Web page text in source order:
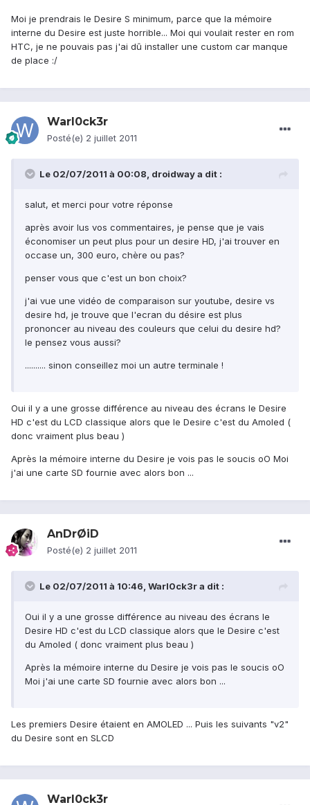
Moi je prendrais le Desire S minimum, parce que la mémoire
interne du Desire est juste horrible... Moi qui voulait rester en rom
HTC, je ne pouvais pas j'ai dû installer une custom car manque
de place :/
Warl0ck3r
Posté(e) 2 juillet 2011
Le 02/07/2011 à 00:08, droidway a dit :
salut, et merci pour votre réponse
après avoir lus vos commentaires, je pense que je vais
économiser un peut plus pour un desire HD, j'ai trouver en
occase un, 300 euro, chère ou pas?
penser vous que c'est un bon choix?
j'ai vue une vidéo de comparaison sur youtube, desire vs
desire hd, je trouve que l'ecran du désire est plus
prononcer au niveau des couleurs que celui du desire hd?
le pensez vous aussi?
.......... sinon conseillez moi un autre terminale !
Oui il y a une grosse différence au niveau des écrans le Desire
HD c'est du LCD classique alors que le Desire c'est du Amoled (
donc vraiment plus beau )
Après la mémoire interne du Desire je vois pas le soucis oO Moi
j'ai une carte SD fournie avec alors bon ...
AnDrØiD
Posté(e) 2 juillet 2011
Le 02/07/2011 à 10:46, Warl0ck3r a dit :
Oui il y a une grosse différence au niveau des écrans le
Desire HD c'est du LCD classique alors que le Desire c'est
du Amoled ( donc vraiment plus beau )
Après la mémoire interne du Desire je vois pas le soucis oO
Moi j'ai une carte SD fournie avec alors bon ...
Les premiers Desire étaient en AMOLED ... Puis les suivants "v2"
du Desire sont en SLCD
Warl0ck3r